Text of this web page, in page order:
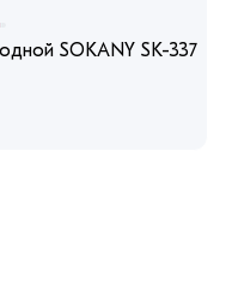
SOKANY SK-3377